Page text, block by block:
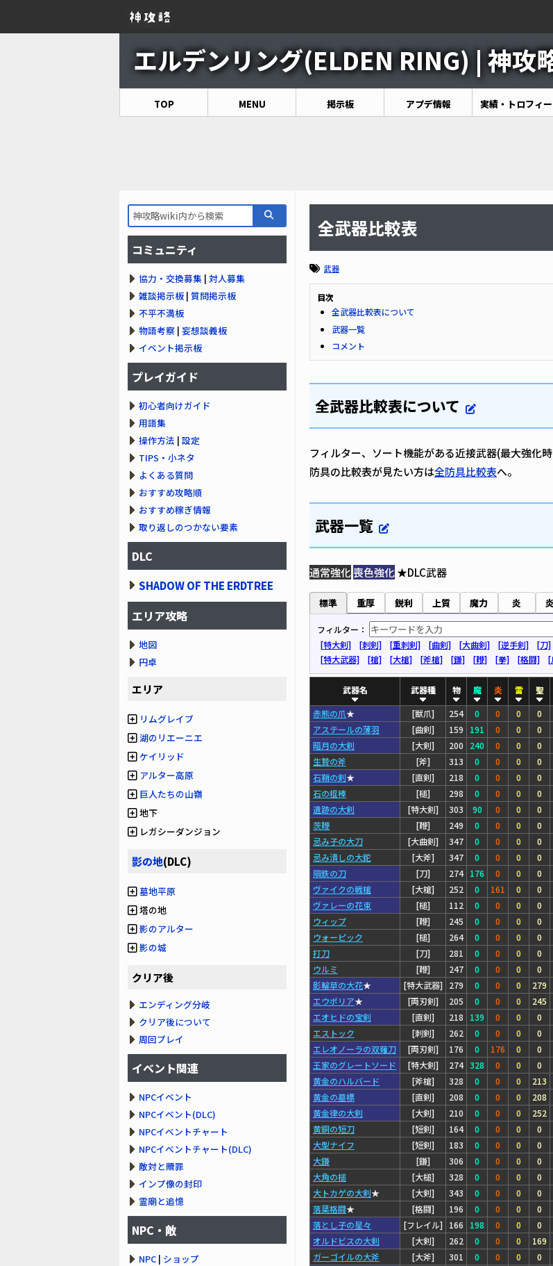
エルデンリング(ELDEN RING) | 神
TOP MENU 掲示板 アプデ情報 実績・トロフィー
全武器比較表
武器
目次
全武器比較表について
武器一覧
コメント
全武器比較表について
フィルター、ソート機能がある近接武器(最大強化時
防具の比較表が見たい方は全防具比較表へ。
武器一覧
通常強化喪色強化★DLC武器
標準
フィルター：
[特大剣]
[刺剣] [重刺剣] [曲剣] [大曲剣] [逆手剣] [刀]
[特大武器]
[槍] [大槍] [斧槍] [鎌] [鞭] [拳] [格闘] [
武器名 武器種 物 魔 炎 雷 聖
赤熊の爪★ [獣爪] 254 0 0 0 0
アステールの薄羽
[曲剣] 159 191 0 0 0
暗月の大剣
[大剣] 200 240 0 0 0
生贄の斧
[斧] 313 0 0 0 0
石鞘の剣★ [直剣] 218 0 0 0 0
石の棍棒
[槌] 298 0 0 0 0
遺跡の大剣
[特大剣] 303 90 0 0 0
茨鞭
[鞭] 249 0 0 0 0
忌み子の大刀
[大曲剣] 347 0 0 0 0
忌み潰しの大鉈
[大斧] 347 0 0 0 0
隕鉄の刀
[刀] 274 176 0 0 0
ヴァイクの戦槍
[大槍] 252 0 161 0 0
ヴァレーの花束
[槌] 112 0 0 0 0
ウィップ
[鞭] 245 0 0 0 0
ウォーピック
[槌] 264 0 0 0 0
打刀
[刀] 281 0 0 0 0
ウルミ
[鞭] 247 0 0 0 0
影輪草の大花★ [特大武器] 279 0 0 0 279
エウポリア★ [両刃剣] 205 0 0 0 245
エオヒドの宝剣
[直剣] 218 139 0 0 0
エストック
[刺剣] 262 0 0 0 0
エレオノーラの双薙刀
[両刃剣] 176 0 176 0 0
王家のグレートソード
[特大剣] 274 328 0 0 0
黄金のハルバード
[斧槍] 328 0 0 0 213
黄金の墓標
[直剣] 208 0 0 0 208
黄金律の大剣
[大剣] 210 0 0 0 252
黄銅の短刀
[短剣] 164 0 0 0 0
大型ナイフ
[短剣] 183 0 0 0 0
大鎌
[鎌] 306 0 0 0 0
大角の槌
[大槌] 328 0 0 0 0
大トカゲの大剣★ [大剣] 343 0 0 0 0
落葉格闘★ [格闘] 196 0 0 0 0
落とし子の星々
[フレイル] 166 198 0 0 0
オルドビスの大剣
[大剣] 262 0 0 0 169
ガーゴイルの大斧
[大斧] 301 0 0 0 0
重厚 鋭利 上質 魔力 炎
コミュニティ
協力・交換募集 | 対人募集
雑談掲示板 | 質問掲示板
不平不満板
物語考察 | 妄想談義板
イベント掲示板
プレイガイド
初心者向けガイド
用語集
操作方法 | 設定
TIPS・小ネタ
よくある質問
おすすめ攻略順
おすすめ稼ぎ情報
取り返しのつかない要素
DLC
SHADOW OF THE ERDTREE
エリア攻略
地図
円卓
エリア
リムグレイブ
湖のリエーニエ
ケイリッド
アルター高原
巨人たちの山嶺
地下
レガシーダンジョン
影の地(DLC)
墓地平原
塔の地
影のアルター
影の城
クリア後
エンディング分岐
クリア後について
周回プレイ
イベント関連
NPCイベント
NPCイベント(DLC)
NPCイベントチャート
NPCイベントチャート(DLC)
敵対と贖罪
インプ像の封印
霊廟と追憶
NPC・敵
NPC | ショップ